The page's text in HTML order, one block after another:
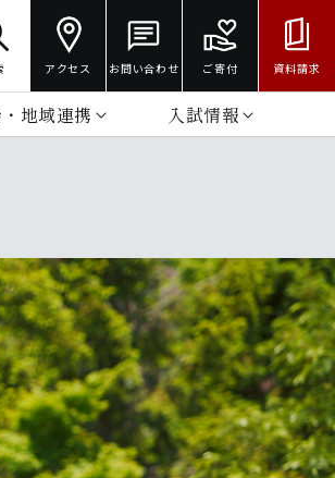
アクセス お問い合わせ ご寄付 資料請求
地域連携 入試情報